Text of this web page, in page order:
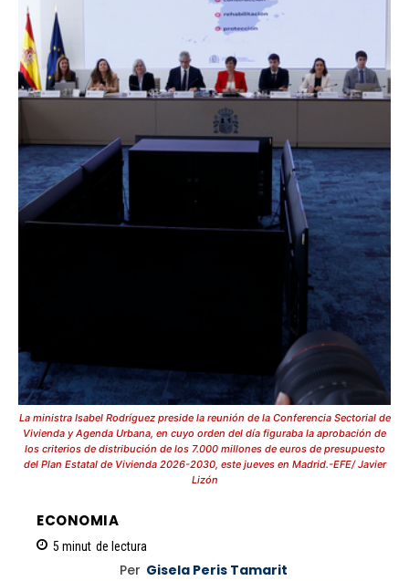
La ministra Isabel Rodríguez preside la reunión de la Conferencia Sectorial de
Vivienda y Agenda Urbana, en cuyo orden del día figuraba la aprobación de
los criterios de distribución de los 7.000 millones de euros de presupuesto
del Plan Estatal de Vivienda 2026-2030, este jueves en Madrid.-EFE/ Javier
Lizón
ECONOMIA
5 minut de lectura
Per Gisela Peris Tamarit